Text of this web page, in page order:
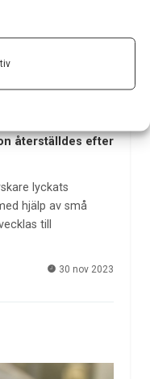
återställdes efter
lyckats
hjälp av små
till
30 nov 2023